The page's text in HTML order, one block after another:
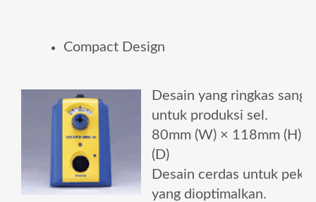
Compact Design
Desain yang ringkas
untuk produksi sel.
80mm (W) × 118mm (H)
(D)
Desain cerdas untuk
yang dioptimalkan.